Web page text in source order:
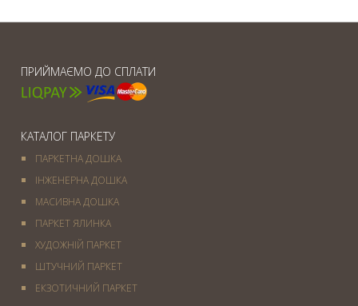
ПРИЙМАЄМО ДО СПЛАТИ
КАТАЛОГ ПАРКЕТУ
ПАРКЕТНА ДОШКА
ІНЖЕНЕРНА ДОШКА
МАСИВНА ДОШКА
ПАРКЕТ ЯЛИНКА
ХУДОЖНІЙ ПАРКЕТ
ШТУЧНИЙ ПАРКЕТ
ЕКЗОТИЧНИЙ ПАРКЕТ